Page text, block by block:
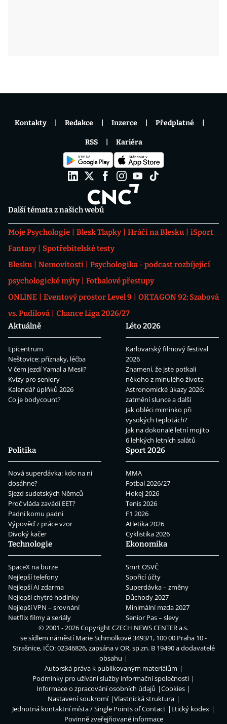
Další témata z našich webů
Moje Psychologie Blesk Tlapky Hráči na Blesku
iSport
Fantasy
Spotřebitelské testy
Blesku
Nemovitosti
Psychologika - podcast rozbíjející
psychologické mýty
Fotbalové přestupy
ONLINE
Eventový prostor Level 9
OKTAGON 92: Szabová
vs. Pudilová
Chance Liga 2026/27
Aktuálně
Epicentrum
Neštovice: příznaky, léčba
V čem jezdí Yamal a Mesii?
Kvízy pro seniory
Kalendář úplňků 2026
Co je bodycount?
Léto 2026
Karlovarský filmový festival
2026
Znamení, že jste potkali
někoho z minulého života
Astronomické úkazy 2026:
zatmění slunce a další
Jak obléci miminko při
vysokých teplotách?
Jak na dokonalé letní mojito
6 lehkých letních salátů
Politika
Nová superdávka: kdo na ní
dosáhne?
Sjezd sudetských Němců
Proč vláda zavádí EET?
Padni komu padni
Výpověď z práce vzor
Divoký kačer
Sport 2026
MMA
Fotbal 2026/27
Hokej 2026
Tenis 2026
F1 2026
Atletika 2026
Cyklistika 2026
Technologie
SpaceX na burze
Nejlepší telefony
Nejlepší AI zdarma
Nejlepší chytré hodinky
Nejlepší VPN – srovnání
Netflix filmy a seriály
Ekonomika
Smrt OSVČ
Spořicí účty
Superdávka – změny
Důchody 2027
Minimální mzda 2027
Senior Pas – slevy
Kontakty Redakce Inzerce Předplatné
RSS Kariéra
© 2001 - 2026 CopyrightCZECH NEWS CENTER a.s.
se sídlem náměstí Marie Schmolkové 3493/1, 100 00 Praha 10 -
Strašnice, IČO: 02346826, zapsána v OR, sp.zn. B 19490 a dodavatelé
obsahu
Autorská práva k publikovaným materiálům
Podmínky pro užívání služby informační společnosti
Informace o zpracování osobních údajů
Cookies
Nastavení soukromí
Vlastnická struktura
Jednotná kontaktní místa / Single Points of Contact
Etický kodex
Povinně zveřejňované informace